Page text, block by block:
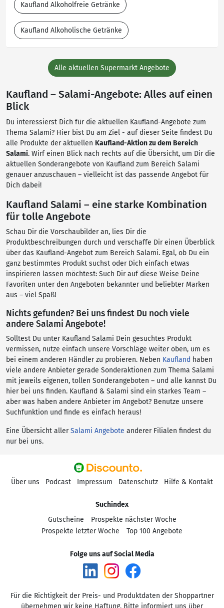
Kaufland Alkoholfreie Getränke
Kaufland Alkoholische Getränke
Alle aktuellen Supermarkt Angebote
Kaufland – Salami-Angebote: Alles auf einen
Blick
Du interessierst Dich für die aktuellen Kaufland-Angebote zum
Thema Salami? Hier bist Du am Ziel - auf dieser Seite findest Du
alle Produkte der aktuellen Kaufland-Aktion zu dem Bereich
Salami. Wirf einen Blick nach rechts auf die Übersicht, um Dir die
aktuellen Sonderangebote von Kaufland zum Bereich Salami
genauer anzuschauen – vielleicht ist das passende Angebot für
Dich dabei!
Kaufland Salami – eine starke Kombination
für tolle Angebote
Schau Dir die Vorschaubilder an, lies Dir die
Produktbeschreibungen durch und verschaffe Dir einen Überblick
über das Kaufland-Angebot zum Bereich Salami. Egal, ob Du ein
ganz bestimmtes Produkt suchst oder Dich einfach etwas
inspirieren lassen möchtest: Such Dir auf diese Weise Deine
Favoriten unter den Angeboten bekannter und beliebter Marken
aus – viel Spaß!
Nichts gefunden? Bei uns findest Du noch viele
andere Salami Angebote!
Solltest Du unter Kaufland Salami Dein gesuchtes Produkt
vermissen, nutze einfach unsere Vorschläge weiter oben, um es
bei einem anderen Händler zu probieren. Neben Kaufland haben
viele andere Anbieter gerade Sonderaktionen zum Thema Salami
mit jeweils eigenen, tollen Sonderangeboten – und alle kannst Du
hier bei uns finden. Kaufland & Salami sind ein starkes Team –
aber was haben andere Anbieter im Angebot? Benutze unsere
Suchfunktion und finde es einfach heraus!
Eine Übersicht allerSalami Angebote anderer Filialen findest du
nur bei uns.
Über uns Podcast Impressum Datenschutz Hilfe & Kontakt
Suchindex
Gutscheine
Prospekte nächster Woche
Prospekte letzter Woche
Top 100 Angebote
Folge uns auf Social Media
Für die Richtigkeit der Preis- und Produktdaten der Shoppartner
übernehmen wir keine Haftung. Bitte informiert uns über